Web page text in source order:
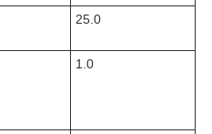
25.0
1.0